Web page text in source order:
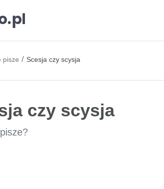
plorto.pl
pisze / Scesja czy scysja
czy scysja